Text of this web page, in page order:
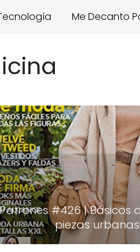
Me Decanto
Patrones #426 | Básicos
piezas urbanas